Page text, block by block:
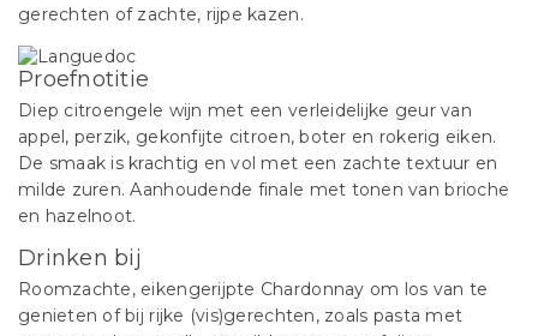
gerechten of zachte, rijpe kazen.
Proefnotitie
Diep citroengele wijn met een verleidelijke geur van
appel, perzik, gekonfijte citroen, boter en rokerig eiken.
De smaak is krachtig en vol met een zachte textuur en
milde zuren. Aanhoudende finale met tonen van brioche
en hazelnoot.
Drinken bij
Roomzachte, eikengerijpte Chardonnay om los van te
genieten of bij rijke (vis)gerechten, zoals pasta met